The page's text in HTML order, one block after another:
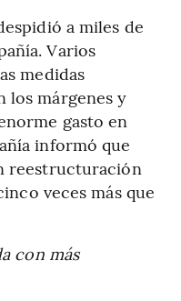
a miles de
Varios
medidas
los márgenes y
gasto en
informó que
reestructuración
veces más que
con más